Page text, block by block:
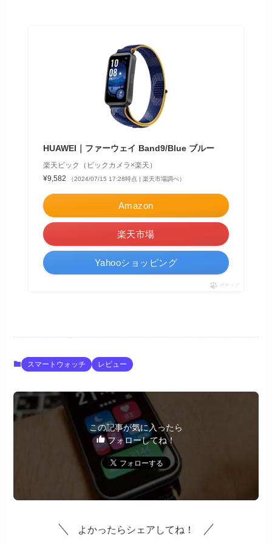
HUAWEI｜ファーウェイ Band9/Blue ブルー
楽天ビック（ビックカメラ×楽天）
¥9,582
（2024/07/15 17:28時点 | 楽天市場調べ）
Amazon
楽天市場
Yahooショッピング
ポチップ
スマートウォッチ レビュー
この記事が気に入ったら
フォローしてね！
よかったらシェアしてね！